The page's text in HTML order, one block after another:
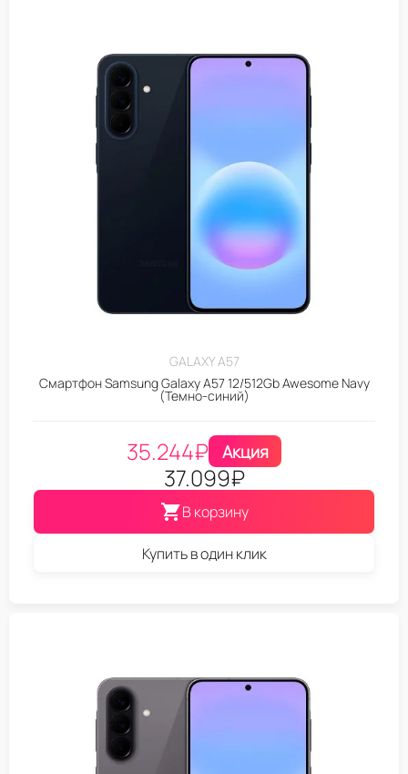
GALAXY A57
Смартфон Samsung Galaxy A57 12/512Gb Awesome Navy
(Темно-синий)
35.244₽ Акция
37.099₽
В корзину
Купить в один клик